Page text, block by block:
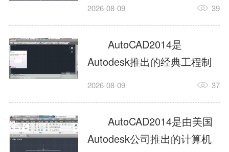
协同设计交流模块，优化命
令行智能纠错与图层批量管
理，支持Win8触屏操作、点
云扫描数据导入，兼容各类
DWG图纸格式，文件互通...
绘图工具。软件专注精准二
维绘图、图纸编辑、参数化
设计及基础三维建模，广泛
应用于建筑设计、机械制
造、土木工程、室内设计等
多个行业。软件优化绘图流
畅度与文件兼容性，支持参
2026-08-09 39
AutoCAD2014是
Autodesk推出的经典工程制
图设计软件，主打高效精准
建模作业，适配建筑、机
械、市政、室内设计等多行
业场景。软件优化运行机制
2026-08-09 37
AutoCAD2014是由美国
Autodesk公司推出的计算机